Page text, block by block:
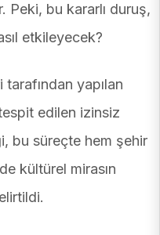
Peki, bu kararlı duruş,
etkileyecek?
yapılan
edilen izinsiz
bu süreçte hem şehir
kültürel mirasın